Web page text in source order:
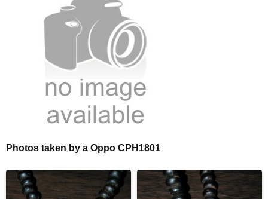
Photos taken by a Oppo CPH1801